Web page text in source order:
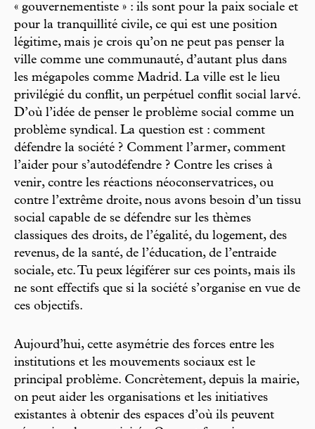
« gouvernementiste » : ils sont pour la paix sociale et
pour la tranquillité civile, ce qui est une position
légitime, mais je crois qu’on ne peut pas penser la
ville comme une communauté, d’autant plus dans
les mégapoles comme Madrid. La ville est le lieu
privilégié du conflit, un perpétuel conflit social larvé.
D’où l’idée de penser le problème social comme un
problème syndical. La question est : comment
défendre la société ? Comment l’armer, comment
l’aider pour s’autodéfendre ? Contre les crises à
venir, contre les réactions néoconservatrices, ou
contre l’extrême droite, nous avons besoin d’un tissu
social capable de se défendre sur les thèmes
classiques des droits, de l’égalité, du logement, des
revenus, de la santé, de l’éducation, de l’entraide
sociale, etc. Tu peux légiférer sur ces points, mais ils
ne sont effectifs que si la société s’organise en vue de
ces objectifs.
Aujourd’hui, cette asymétrie des forces entre les
institutions et les mouvements sociaux est le
principal problème. Concrètement, depuis la mairie,
on peut aider les organisations et les initiatives
existantes à obtenir des espaces d’où ils peuvent